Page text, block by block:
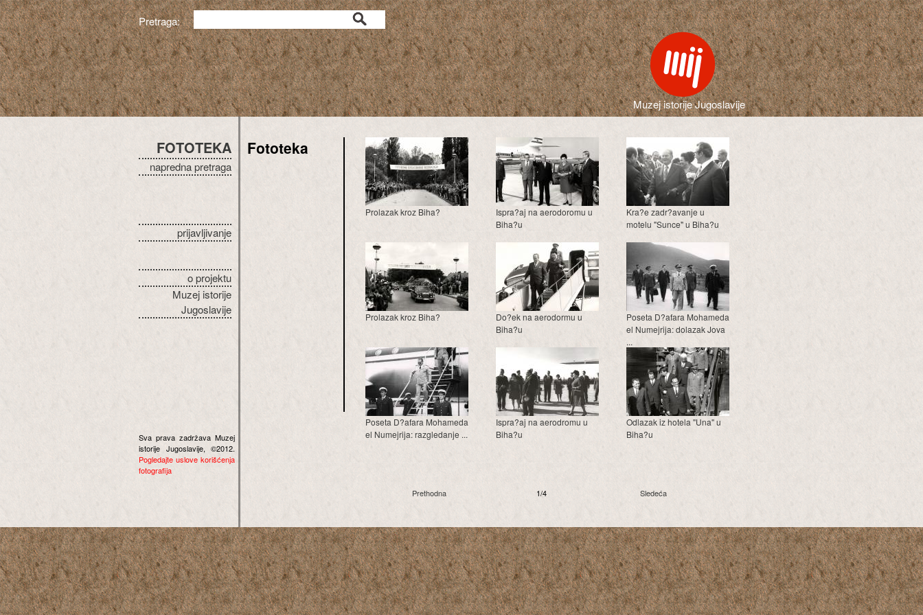
Pretraga:
Muzej istorije Jugoslavije
FOTOTEKA
napredna pretraga
prijavljivanje
o projektu
Muzej istorije
Jugoslavije
Sva prava zadržava Muzej
istorije Jugoslavije, ©2012.
Pogledajte uslove korišćenja
fotografija
Fototeka
Prolazak kroz Biha?
Ispra?aj na aerodoromu u
Biha?u
Kra?e zadr?avanje u
motelu "Sunce" u Biha?u
Prolazak kroz Biha?
Do?ek na aerodormu u
Biha?u
Poseta D?afara Mohameda
el Numejrija: dolazak Jova
...
Poseta D?afara Mohameda
el Numejrija: razgledanje ...
Ispra?aj na aerodromu u
Biha?u
Odlazak iz hotela "Una" u
Biha?u
Prethodna 1/4 Sledeća